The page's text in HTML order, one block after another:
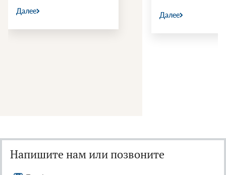
Далее Далее
Напишите нам или позвоните